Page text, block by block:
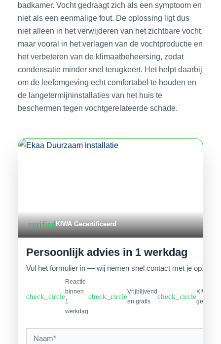
badkamer. Vocht gedraagt zich als een symptoom en
niet als een eenmalige fout. De oplossing ligt dus
niet alleen in het verwijderen van het zichtbare vocht,
maar vooral in het verlagen van de vochtproductie en
het verbeteren van de klimaatbeheersing, zodat
condensatie minder snel terugkeert. Het helpt daarbij
om de leefomgeving echt comfortabel te houden en
de langetermijninstallaties van het huis te
beschermen tegen vochtgerelateerde schade.
verifiedKIWA Gecertificeerd
Persoonlijk advies in 1 werkdag
Vul het formulier in — wij nemen snel contact met je op.
check_circle
Reactie
binnen
1
werkdag
check_circle
Vrijblijvend
en gratis
check_circle
KIWA